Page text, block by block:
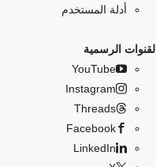
أدلة المستخدم
القنوات الرسمية
YouTube
Instagram
Threads
Facebook
LinkedIn